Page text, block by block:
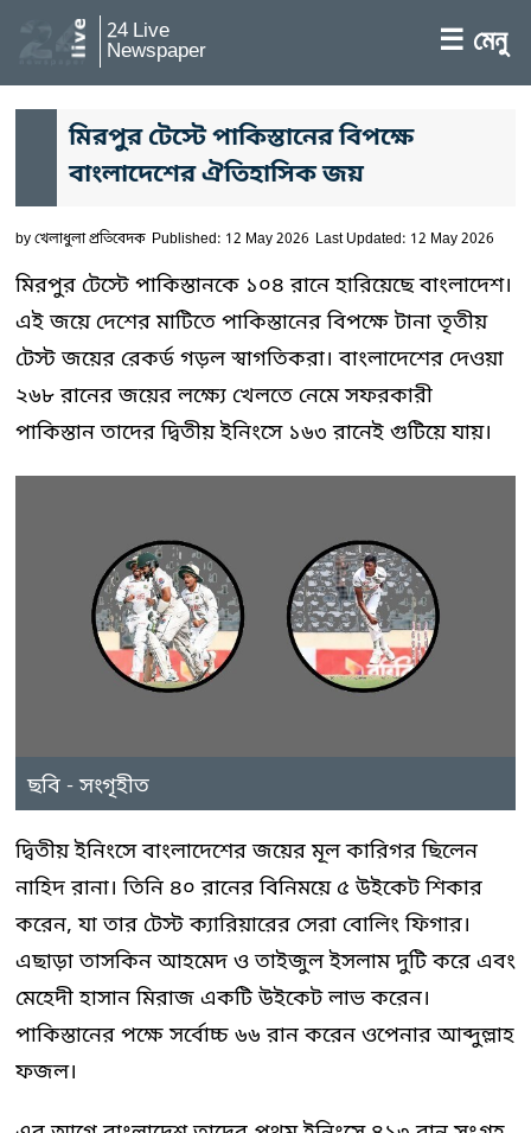
24 Live
Newspaper ☰ মেনু
মিরপুর টেস্টে পাকিস্তানের বিপক্ষে
বাংলাদেশের ঐতিহাসিক জয়
byখেলাধুলা প্রতিবেদক Published: 12 May 2026 Last Updated: 12 May 2026
মিরপুর টেস্টে পাকিস্তানকে ১০৪ রানে হারিয়েছে বাংলাদেশ।
এই জয়ে দেশের মাটিতে পাকিস্তানের বিপক্ষে টানা তৃতীয়
টেস্ট জয়ের রেকর্ড গড়ল স্বাগতিকরা। বাংলাদেশের দেওয়া
২৬৮ রানের জয়ের লক্ষ্যে খেলতে নেমে সফরকারী
পাকিস্তান তাদের দ্বিতীয় ইনিংসে ১৬৩ রানেই গুটিয়ে যায়।
ছবি - সংগৃহীত
দ্বিতীয় ইনিংসে বাংলাদেশের জয়ের মূল কারিগর ছিলেন
নাহিদ রানা। তিনি ৪০ রানের বিনিময়ে ৫ উইকেট শিকার
করেন, যা তার টেস্ট ক্যারিয়ারের সেরা বোলিং ফিগার।
এছাড়া তাসকিন আহমেদ ও তাইজুল ইসলাম দুটি করে এবং
মেহেদী হাসান মিরাজ একটি উইকেট লাভ করেন।
পাকিস্তানের পক্ষে সর্বোচ্চ ৬৬ রান করেন ওপেনার আব্দুল্লাহ
ফজল।